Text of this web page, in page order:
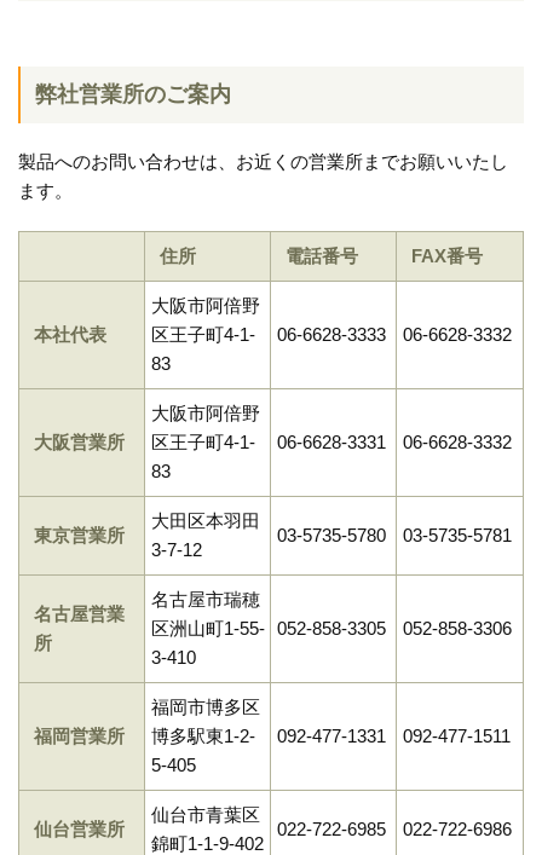
弊社営業所のご案内
製品へのお問い合わせは、お近くの営業所までお願いいたし
ます。
住所 電話番号 FAX番号
本社代表
大阪市阿倍野
区王子町4-1-
83
06-6628-3333 06-6628-3332
大阪営業所
大阪市阿倍野
区王子町4-1-
83
06-6628-3331 06-6628-3332
東京営業所
大田区本羽田
3-7-12
03-5735-5780 03-5735-5781
名古屋営業
所
名古屋市瑞穂
区洲山町1-55-
3-410
052-858-3305 052-858-3306
福岡営業所
福岡市博多区
博多駅東1-2-
5-405
092-477-1331 092-477-1511
仙台営業所
仙台市青葉区
錦町1-1-9-402
022-722-6985 022-722-6986